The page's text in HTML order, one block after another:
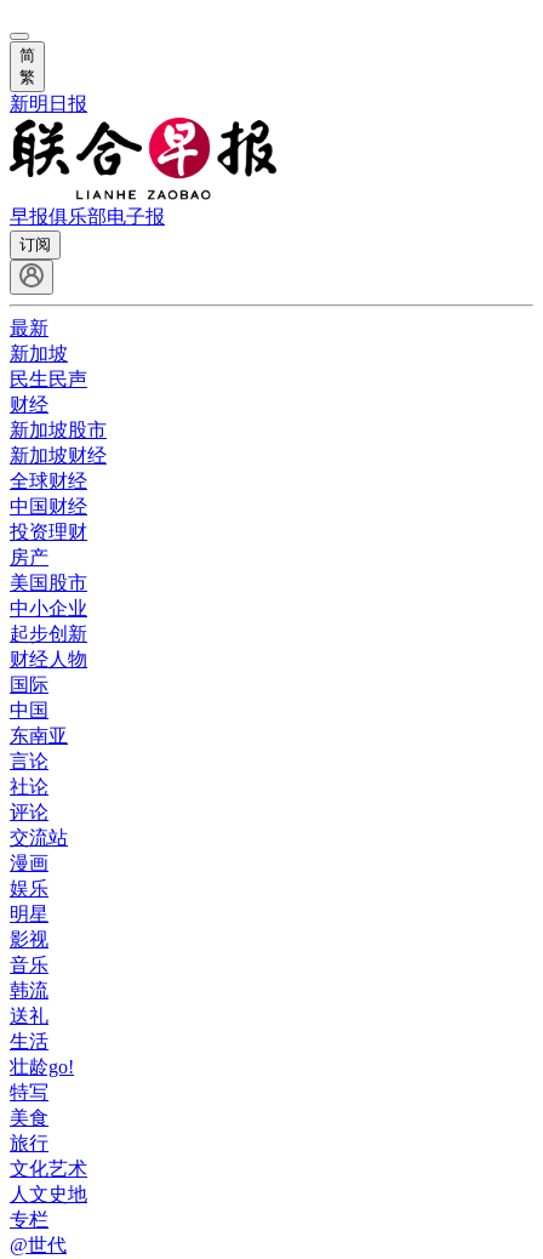
简
繁
新明日报
早报俱乐部电子报
订阅
最新
新加坡
民生民声
财经
新加坡股市
新加坡财经
全球财经
中国财经
投资理财
房产
美国股市
中小企业
起步创新
财经人物
国际
中国
东南亚
言论
社论
评论
交流站
漫画
娱乐
明星
影视
音乐
韩流
送礼
生活
壮龄go!
特写
美食
旅行
文化艺术
人文史地
专栏
@世代